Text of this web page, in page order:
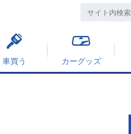
車買う カーグッズ